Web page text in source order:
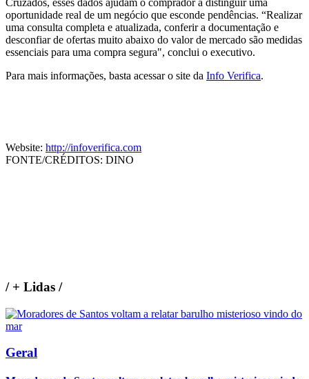
Cruzados, esses dados ajudam o comprador a distinguir uma
oportunidade real de um negócio que esconde pendências. “Realizar
uma consulta completa e atualizada, conferir a documentação e
desconfiar de ofertas muito abaixo do valor de mercado são medidas
essenciais para uma compra segura", conclui o executivo.
Para mais informações, basta acessar o site da Info Verifica.
Website: http://infoverifica.com
FONTE/CRÉDITOS: DINO
/+ Lidas /
Geral